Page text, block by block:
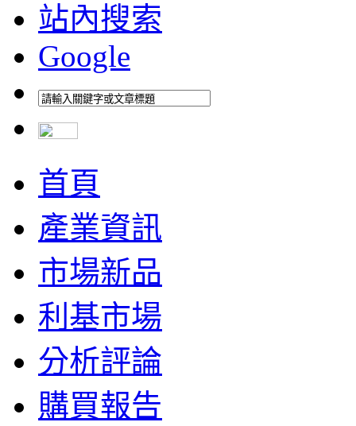
站內搜索
Google
首頁
產業資訊
市場新品
利基市場
分析評論
購買報告